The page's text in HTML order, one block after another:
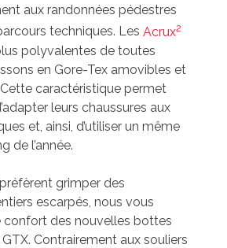
aux randonnées pédestres
techniques. Les Acrux2
polyvalentes de toutes
en Gore-Tex amovibles et
caractéristique permet
leurs chaussures aux
et, ainsi, d’utiliser un même
de l’année.
grimper des
escarpés, nous vous
des nouvelles bottes
Contrairement aux souliers